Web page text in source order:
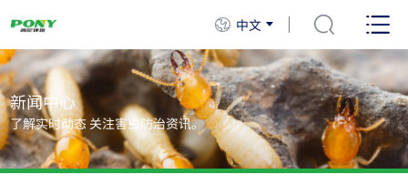
中文
新闻中心
了解实时动态 关注害虫防治资讯。